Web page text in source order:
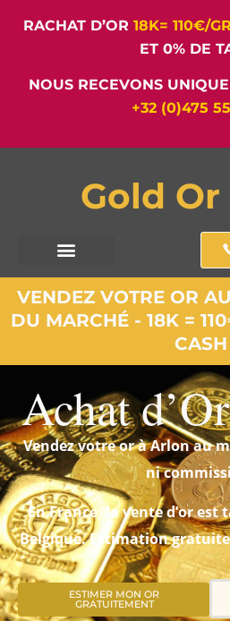
RACHAT D’OR 18K= 110€/GR
ET 0% DE
NOUS RECEVONS
+32 (0)475
Gold Or
VENDEZ VOTRE OR
DU MARCHÉ - 18K =
CASH
Achat
Vendez votre or à Arlon au
ni
En France, la vente d’or est
Belgique. Estimation
ESTIMER MON OR
GRATUITEMENT